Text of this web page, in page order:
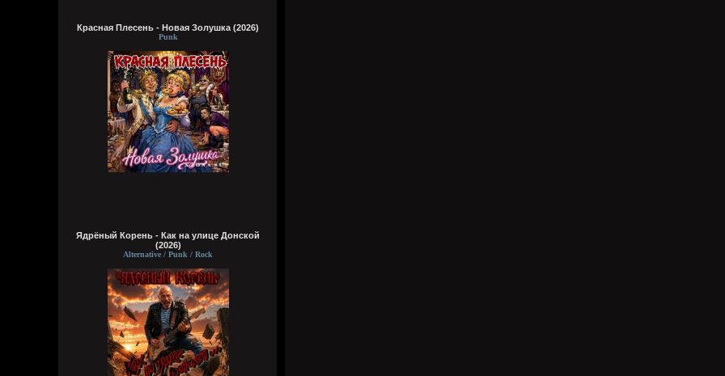
Красная Плесень - Новая Золушка (2026)
Punk
Ядрёный Корень - Как на улице Донской
(2026)
Alternative / Punk / Rock